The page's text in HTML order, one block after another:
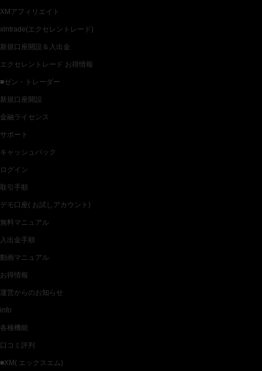
XMアフィリエイト
xlntrade(エクセレントレード)
新規口座開設＆入出金
エクセレントレード お得情報
■ゼン・トレーダー
新規口座開設
金融ライセンス
サポート
キャッシュバック
ログイン
取引手順
デモ口座( お試しアカウント)
無料マニュアル
入出金手順
動画マニュアル
お得情報
運営からのお知らせ
info
各種機能
口コミ評判
■XM( エックスエム)